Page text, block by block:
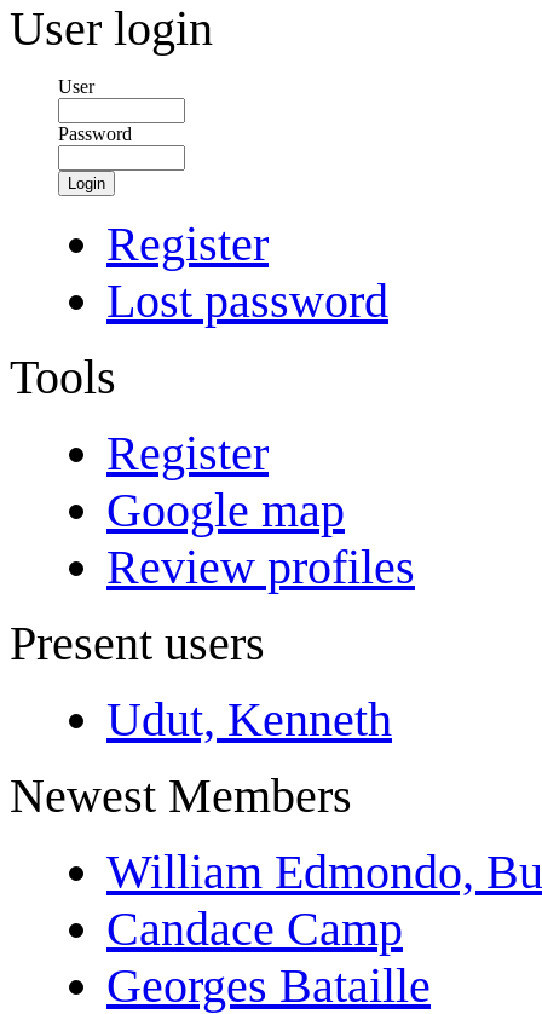
User login
User
Password
Login
Register
Lost password
Tools
Register
Google map
Review profiles
Present users
Udut, Kenneth
Newest Members
William Edmondo,
Candace Camp
Georges Bataille